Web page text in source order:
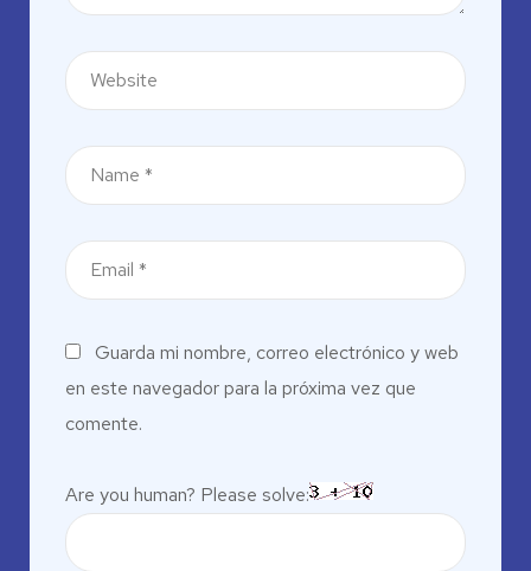
Guarda mi nombre, correo electrónico y web
en este navegador para la próxima vez que
comente.
Are you human? Please solve: